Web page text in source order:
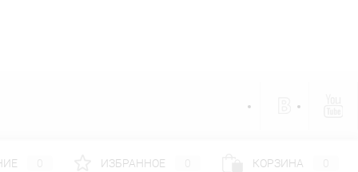
ИЗБРАННОЕ КОРЗИНА